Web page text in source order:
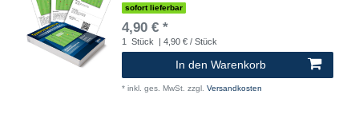
sofort lieferbar
4,90 € *
1 Stück | 4,90 € / Stück
In den Warenkorb
* inkl. ges. MwSt. zzgl. Versandkosten